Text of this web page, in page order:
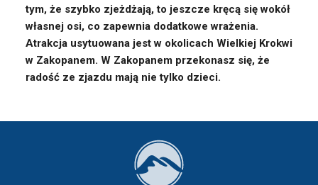
tym, że szybko zjeżdżają, to jeszcze kręcą się wokół
własnej osi, co zapewnia dodatkowe wrażenia.
Atrakcja usytuowana jest w okolicach Wielkiej Krokwi
w Zakopanem. W Zakopanem przekonasz się, że
radość ze zjazdu mają nie tylko dzieci.